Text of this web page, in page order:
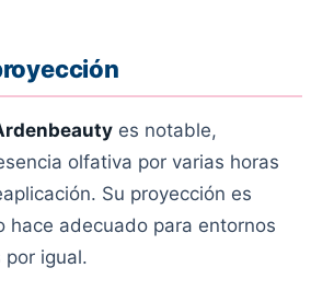
es notable,
olfativa por varias horas
Su proyección es
hace adecuado para entornos
igual.